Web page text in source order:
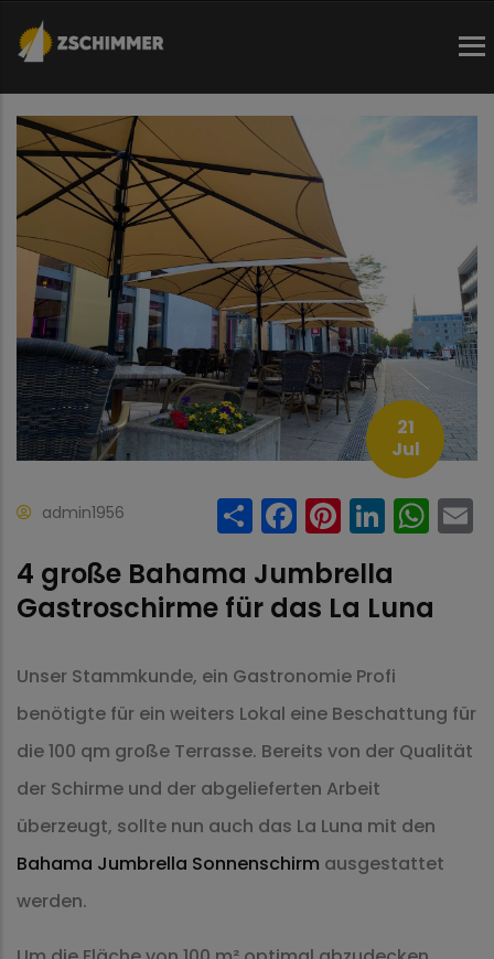
Direkt
zum
Inhalt
21
Jul
admin1956 Share
Facebook
4 große Bahama Jumbrella
Gastroschirme für das La Luna
Unser Stammkunde, ein Gastronomie Profi
benötigte für ein weiters Lokal eine Beschattung für
die 100 qm große Terrasse. Bereits von der Qualität
der Schirme und der abgelieferten Arbeit
überzeugt, sollte nun auch das La Luna mit den
Bahama Jumbrella Sonnenschirm ausgestattet
werden.